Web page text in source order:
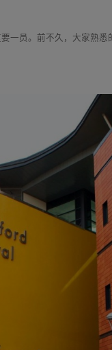
一员。前不久，大家熟